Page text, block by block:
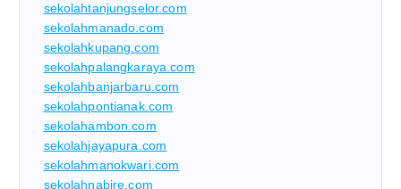
sekolahtanjungselor.com
sekolahmanado.com
sekolahkupang.com
sekolahpalangkaraya.com
sekolahbanjarbaru.com
sekolahpontianak.com
sekolahambon.com
sekolahjayapura.com
sekolahmanokwari.com
sekolahnabire.com